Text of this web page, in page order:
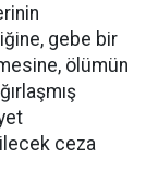
gebe bir
ölümün
ceza